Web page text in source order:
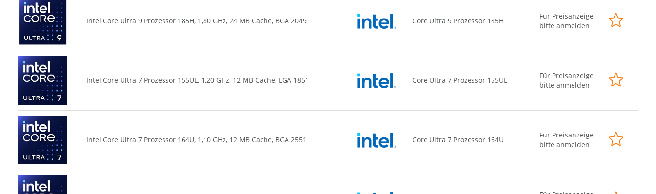
Intel Core Ultra 9 Prozessor 185H, 1,80 GHz, 24 MB Cache, BGA 2049 Core Ultra 9 Prozessor 185H
Für Preisanzeige
bitte anmelden
Intel Core Ultra 7 Prozessor 155UL, 1,20 GHz, 12 MB Cache, LGA 1851 Core Ultra 7 Prozessor 155UL
Für Preisanzeige
bitte anmelden
Intel Core Ultra 7 Prozessor 164U, 1,10 GHz, 12 MB Cache, BGA 2551 Core Ultra 7 Prozessor 164U
Für Preisanzeige
bitte anmelden